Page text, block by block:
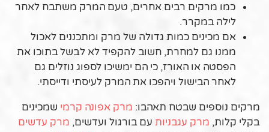
כמו מרקים רבים אחרים, טעם המרק משתבח לאחר
לילה במקרר.
אם מכינים כמות גדולה של מרק ומתכננים לאכול
ממנו גם למחרת, חשוב להקפיד לא לבשל בתוכו את
הפסטה או האורז, כי הם ימשיכו לספוג נוזלים גם
לאחר הבישול ויהפכו את המרק לעיסתי ודייסתי.
מרקים נוספים שבטח תאהבו: מרק אפונה קרמי שמכינים
בקלי קלות, מרק עגבניות עם בורגול ועדשים, מרק עדשים